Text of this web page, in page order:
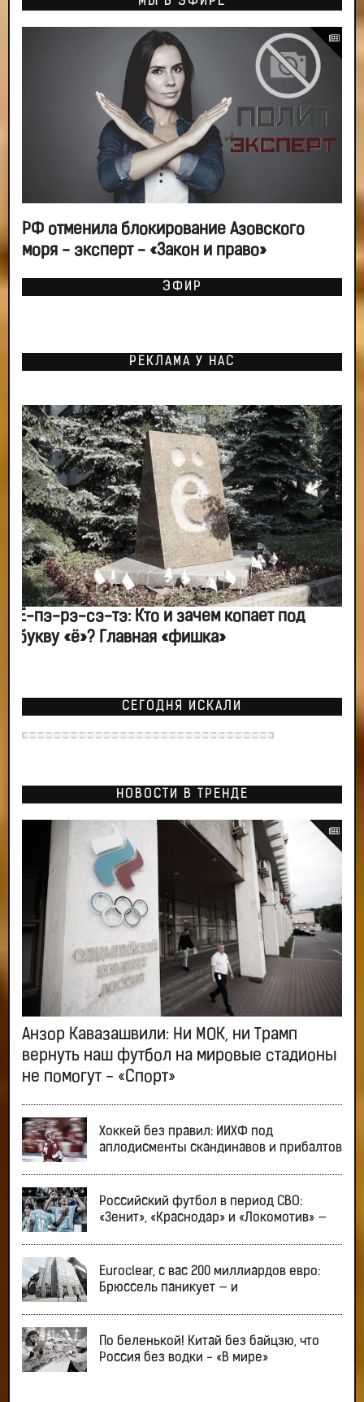
РФ отменила блокирование Азовского
моря - эксперт - «Закон и право»
ЭФИР
РЕКЛАМА У НАС
Ё-пэ-рэ-сэ-тэ: Кто и зачем копает под
букву «ё»? Главная «фишка»
СЕГОДНЯ ИСКАЛИ
НОВОСТИ В ТРЕНДЕ
Анзор Кавазашвили: Ни МОК, ни Трамп
вернуть наш футбол на мировые стадионы
не помогут - «Спорт»
Хоккей без правил: ИИХФ под
аплодисменты скандинавов и прибалтов
Российский футбол в период СВО:
«Зенит», «Краснодар» и «Локомотив» —
Euroclear, с вас 200 миллиардов евро:
Брюссель паникует — и
По беленькой! Китай без байцзю, что
Россия без водки - «В мире»